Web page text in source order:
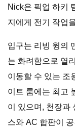
Nick은 픽업 하키
지에게 전기 작업
입구는 리빙 윙의
는 화려함으로 열
이동할 수 있는 조
이트 룸에는 최고
이 있으며, 천장과
스와 AC 합판이